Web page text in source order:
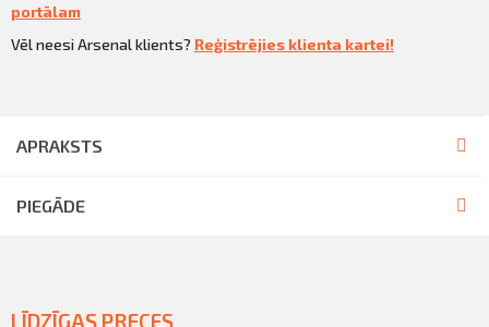
portālam
Vēl neesi Arsenal klients? Reģistrējies klienta kartei!
APRAKSTS
PIEGĀDE
LĪDZĪGAS PRECES